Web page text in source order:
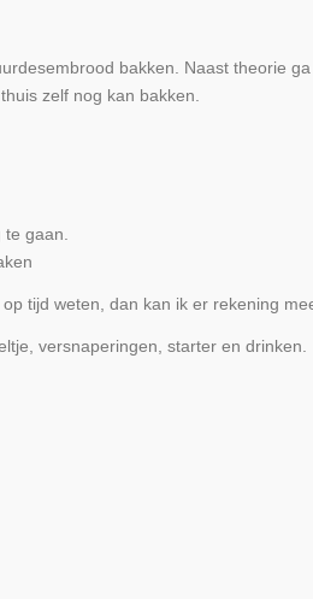
bakken. Naast theorie
zelf nog kan bakken.
te gaan.
tijd weten, dan kan ik er rekening
versnaperingen, starter en drinken.